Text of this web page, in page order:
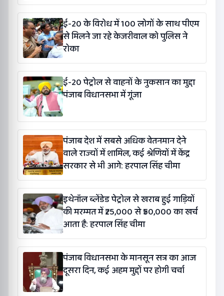
ई-20 के विरोध में 100 लोगों के साथ पीएम
से मिलने जा रहे केजरीवाल को पुलिस ने
रोका
ई-20 पेट्रोल से वाहनों के नुकसान का मुद्दा
पंजाब विधानसभा में गूंजा
पंजाब देश में सबसे अधिक वेतनमान देने
वाले राज्यों में शामिल, कई श्रेणियों में केंद्र
सरकार से भी आगे: हरपाल सिंह चीमा
इथेनॉल ब्लेंडेड पेट्रोल से खराब हुई गाड़ियों
की मरम्मत में ₹25,000 से ₹50,000 का खर्च
आता है: हरपाल सिंह चीमा
पंजाब विधानसभा के मानसून सत्र का आज
दूसरा दिन, कई अहम मुद्दों पर होगी चर्चा